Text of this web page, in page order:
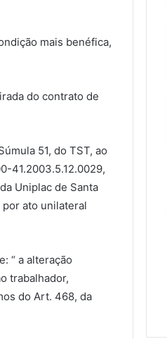
mais benéfica,
do contrato de
51, do TST, ao
41.2003.5.12.0029,
Uniplac de Santa
ato unilateral
“ a alteração
trabalhador,
do Art. 468, da